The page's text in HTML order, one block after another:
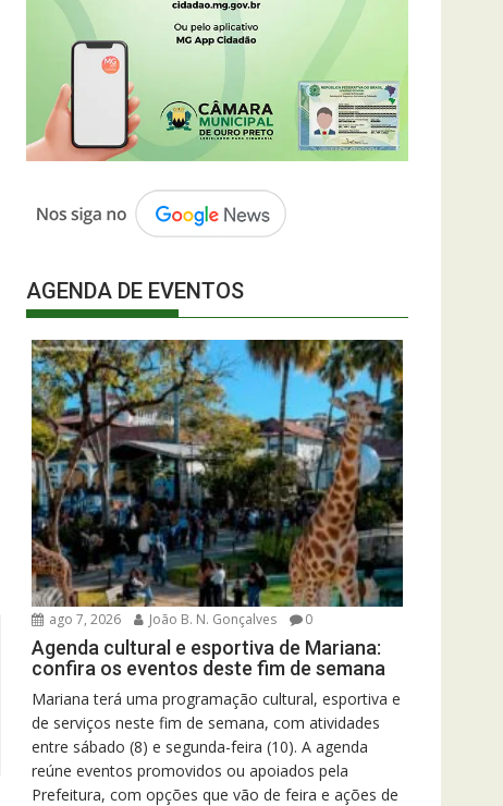
AGENDA DE EVENTOS
ago 7, 2026 João B. N. Gonçalves 0
Agenda cultural e esportiva de Mariana:
confira os eventos deste fim de semana
Mariana terá uma programação cultural, esportiva e
de serviços neste fim de semana, com atividades
entre sábado (8) e segunda-feira (10). A agenda
reúne eventos promovidos ou apoiados pela
Prefeitura, com opções que vão de feira e ações de